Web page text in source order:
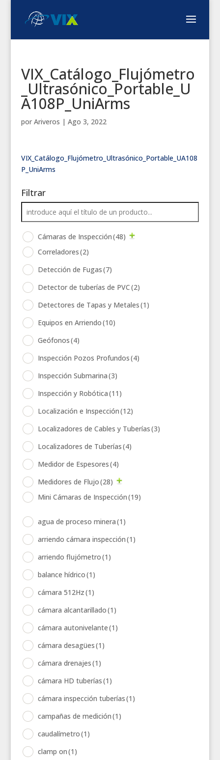
VIX_Catálogo_Flujómetro
_Ultrasónico_Portable_U
A108P_UniArms
por Ariveros | Ago 3, 2022
VIX_Catálogo_Flujómetro_Ultrasónico_Portable_UA108
P_UniArms
Filtrar
Cámaras de Inspección(48)
Correladores(2)
Detección de Fugas(7)
Detector de tuberías de PVC(2)
Detectores de Tapas y Metales(1)
Equipos en Arriendo(10)
Geófonos(4)
Inspección Pozos Profundos(4)
Inspección Submarina(3)
Inspección y Robótica(11)
Localización e Inspección(12)
Localizadores de Cables y Tuberías(3)
Localizadores de Tuberías(4)
Medidor de Espesores(4)
Medidores de Flujo(28)
Mini Cámaras de Inspección(19)
agua de proceso minera(1)
arriendo cámara inspección(1)
arriendo flujómetro(1)
balance hídrico(1)
cámara 512Hz(1)
cámara alcantarillado(1)
cámara autonivelante(1)
cámara desagües(1)
cámara drenajes(1)
cámara HD tuberías(1)
cámara inspección tuberías(1)
campañas de medición(1)
caudalímetro(1)
clamp on(1)